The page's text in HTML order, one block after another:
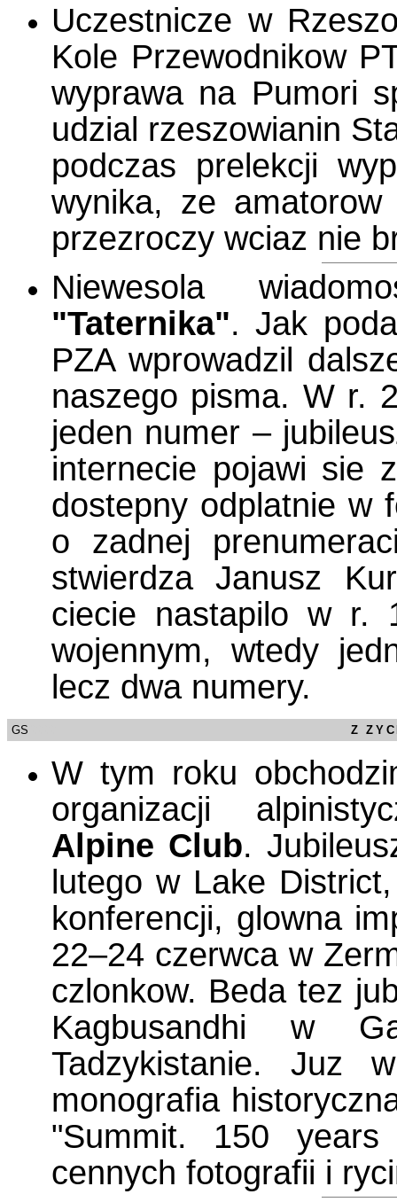
Uczestnicze w
Kole Przewodnikow
wyprawa na Pumori
udzial rzeszowianin
podczas prelekcji
wynika, ze
przezroczy wciaz nie
Niewesola
"Taternika". Jak
PZA wprowadzil
naszego pisma. W r.
jeden numer –
internecie pojawi sie
dostepny odplatnie w
o zadnej
stwierdza Janusz
ciecie nastapilo w r.
wojennym, wtedy
lecz dwa numery.
GS Z
W tym roku
organizacji
Alpine Club.
lutego w Lake
konferencji, glowna
22–24 czerwca w
czlonkow. Beda tez
Kagbusandhi w
Tadzykistanie. Juz
monografia
"Summit. 150
cennych fotografii i